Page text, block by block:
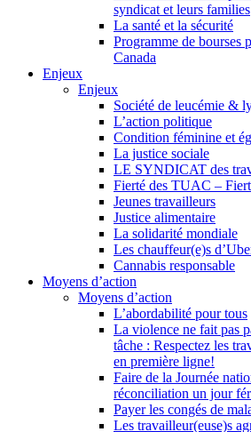
syndicat et leurs families
La santé et la sécurité
Programme de bourses
Canada
Enjeux
Enjeux
Société de leucémie &
L’action politique
Condition féminine et
La justice sociale
LE SYNDICAT des
Fierté des TUAC –
Jeunes travailleurs
Justice alimentaire
La solidarité mondiale
Les chauffeur(e)s
Cannabis responsable
Moyens d’action
Moyens d’action
L’abordabilité pour tous
La violence ne fait pas
tâche : Respectez les
en première ligne!
Faire de la Journée
réconciliation un jour
Payer les congés de
Les travailleur(euse)s